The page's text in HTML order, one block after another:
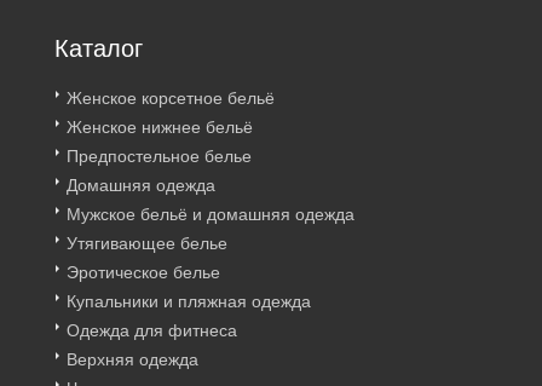
Каталог
Женское корсетное бельё
Женское нижнее бельё
Предпостельное белье
Домашняя одежда
Мужское бельё и домашняя одежда
Утягивающее белье
Эротическое белье
Купальники и пляжная одежда
Одежда для фитнеса
Верхняя одежда